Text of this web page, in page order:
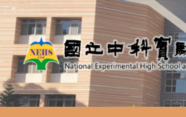
跳
轉
至
主
要
內